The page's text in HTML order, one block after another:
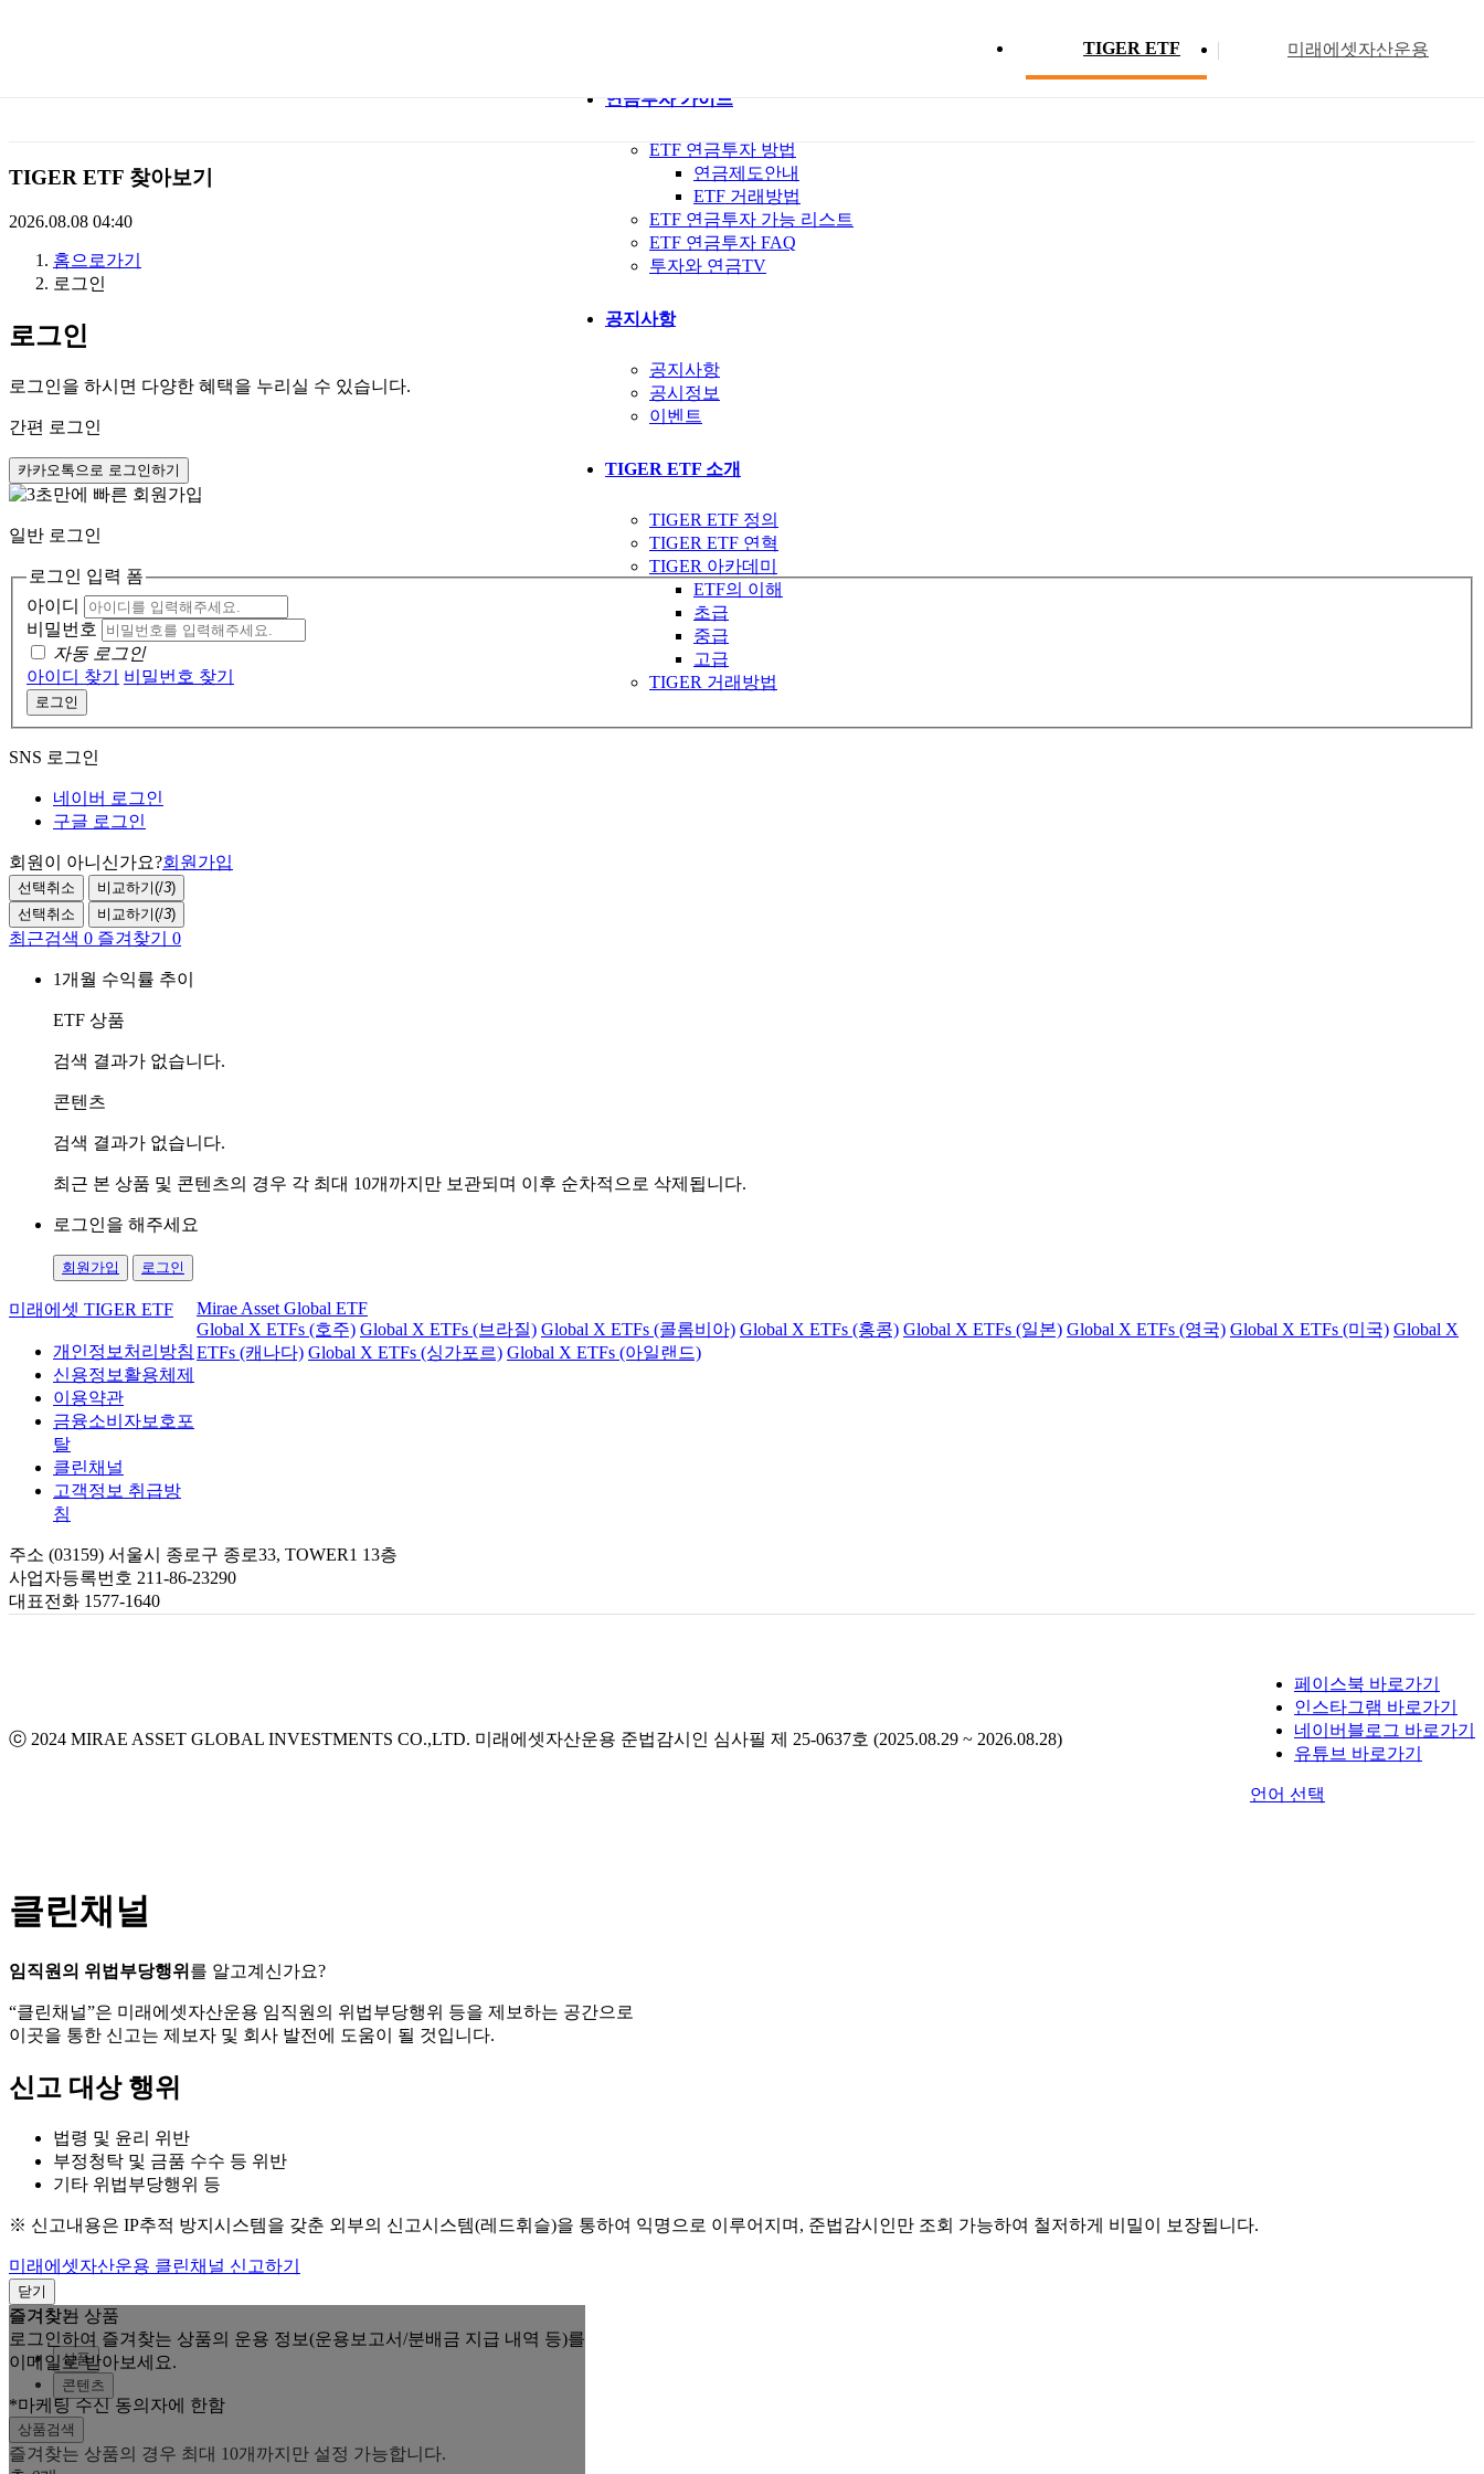
TIGER ETF 미래에셋자산운용
에
셋
TIGERETF
연금투자 가이드
ETF 연금투자 방법
연금제도안내
ETF 거래방법
ETF 연금투자 가능 리스트
ETF 연금투자 FAQ
투자와 연금TV
공지사항
공지사항
공시정보
이벤트
TIGER ETF 소개
TIGER ETF 정의
TIGER ETF 연혁
TIGER 아카데미
ETF의 이해
초급
중급
고급
TIGER 거래방법
ETF 분배금 현황
TIGER ETF 찾아보기
2026.08.08 04:40
홈으로가기
로그인
로그인
로그인을 하시면 다양한 혜택을 누리실 수 있습니다.
간편 로그인
카카오톡으로 로그인하기
일반 로그인
로그인 입력 폼
아이디
비밀번호
로그인
자동 로그인
아이디 찾기
비밀번호 찾기
SNS 로그인
네이버 로그인
구글 로그인
회원이 아니신가요?회원가입
선택취소 비교하기(/3)
선택취소
비교하기(/3)
최근검색 0 즐겨찾기 0
1개월 수익률 추이
ETF 상품
검색 결과가 없습니다.
콘텐츠
검색 결과가 없습니다.
최근 본 상품 및 콘텐츠의 경우 각 최대 10개까지만 보관되며 이후 순차적으로 삭제됩니다.
로그인을 해주세요
회원가입 로그인
미래에셋 TIGER ETF
개인정보처리방침
신용정보활용체제
이용약관
금융소비자보호포
탈
클린채널
고객정보 취급방
침
Mirae Asset Global ETF
Global X ETFs (호주) Global X ETFs (브라질) Global X ETFs (콜롬비아) Global X ETFs (홍콩) Global X ETFs (일본) Global X ETFs (영국) Global X ETFs (미국) Global X
ETFs (캐나다) Global X ETFs (싱가포르) Global X ETFs (아일랜드)
주소 (03159) 서울시 종로구 종로33, TOWER1 13층
사업자등록번호 211-86-23290
대표전화 1577-1640
ⓒ 2024 MIRAE ASSET GLOBAL INVESTMENTS CO.,LTD. 미래에셋자산운용 준법감시인 심사필 제 25-0637호 (2025.08.29 ~ 2026.08.28)
페이스북 바로가기
인스타그램 바로가기
네이버블로그 바로가기
유튜브 바로가기
언어 선택
클린채널
임직원의 위법부당행위 를 알고계신가요?
“클린채널”은 미래에셋자산운용 임직원의 위법부당행위 등을 제보하는 공간으로
이곳을 통한 신고는 제보자 및 회사 발전에 도움이 될 것입니다.
신고 대상 행위
법령 및 윤리 위반
부정청탁 및 금품 수수 등 위반
기타 위법부당행위 등
※ 신고내용은 IP추적 방지시스템을 갖춘 외부의 신고시스템(레드휘슬)을 통하여 익명으로 이루어지며, 준법감시인만 조회 가능하여 철저하게 비밀이 보장됩니다.
미래에셋자산운용 클린채널 신고하기
닫기
즐겨찾는 상품
로그인하여 즐겨찾는 상품의 운용 정보(운용보고서/분배금 지급 내역 등)를
이메일로 받아보세요.
*마케팅 수신 동의자에 한함
즐겨찾기
상품
콘텐츠
상품검색
즐겨찾는 상품의 경우 최대 10개까지만 설정 가능합니다.